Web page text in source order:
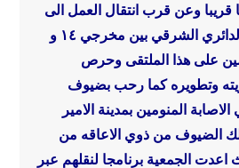
قريبا وعن قرب انتقال العمل الى
مقر الجمعية الجديد بالدائري الشرقي بين مخرجي ١٤ و
على هذا الملتقى وحرص
وتطويرهكما رحب بضيوف
المنومين بمدينة الامير
الضيوف من ذوي الاعاقه من
اعدت الجمعية برنامجا لنقلهم عبر